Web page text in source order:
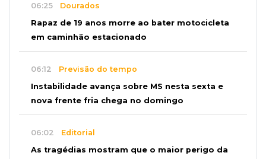
06:25 Dourados
Rapaz de 19 anos morre ao bater motocicleta
em caminhão estacionado
06:12 Previsão do tempo
Instabilidade avança sobre MS nesta sexta e
nova frente fria chega no domingo
06:02 Editorial
As tragédias mostram que o maior perigo da